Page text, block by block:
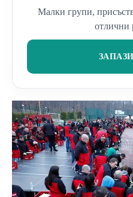
Малки групи,
отлични